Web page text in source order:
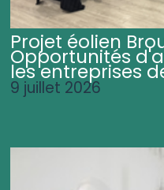
Projet éolien
Opportunités
les entreprises
9 juillet 2026